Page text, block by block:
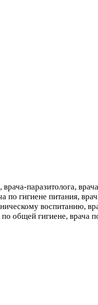
паразитолога,
по гигиене питания,
воспитанию,
общей гигиене, врача